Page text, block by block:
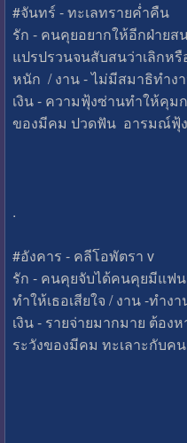
#จันทร์ - ทะเลทรายค่ำคืน
รัก - คนคุยอยากให้อีกฝ่าย
แปรปรวนจนสับสนว่าเลิกห
หนัก / งาน - ไม่มีสมาธิทำง
เงิน - ความฟุ้งซ่านทำให้คุม
ของมีคม ปวดฟัน อารมณ์ฟุ้
.
#อังคาร - คลีโอพัตรา v
รัก - คนคุยจับได้คนคุยมีแฟ
ทำให้เธอเสียใจ / งาน -ทำง
เงิน - รายจ่ายมากมาย ต้อ
ระวังของมีคม ทะเลาะกับค